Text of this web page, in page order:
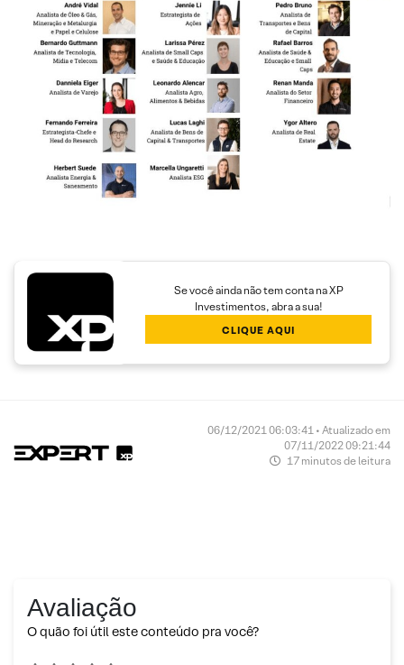
Se você ainda não tem conta na XP
Investimentos, abra a sua!
CLIQUE AQUI
06/12/2021 06:03:41 • Atualizado em
07/11/2022 09:21:44
17 minutos de leitura
Avaliação
O quão foi útil este conteúdo pra você?